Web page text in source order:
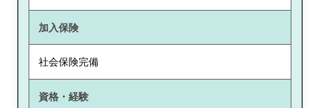
加入保険
社会保険完備
資格・経験